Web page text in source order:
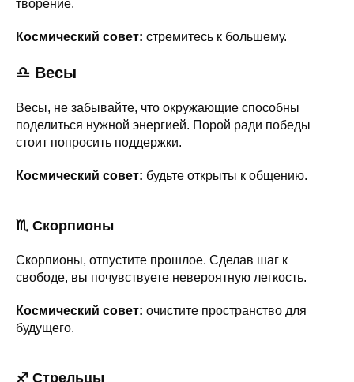
творение.
Космический совет: стремитесь к большему.
♎ Весы
Весы, не забывайте, что окружающие способны
поделиться нужной энергией. Порой ради победы
стоит попросить поддержки.
Космический совет: будьте открыты к общению.
♏ Скорпионы
Скорпионы, отпустите прошлое. Сделав шаг к
свободе, вы почувствуете невероятную легкость.
Космический совет: очистите пространство для
будущего.
♐ Стрельцы